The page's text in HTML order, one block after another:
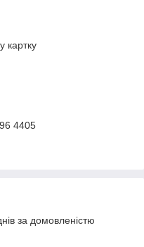
картку
4405
за домовленістю